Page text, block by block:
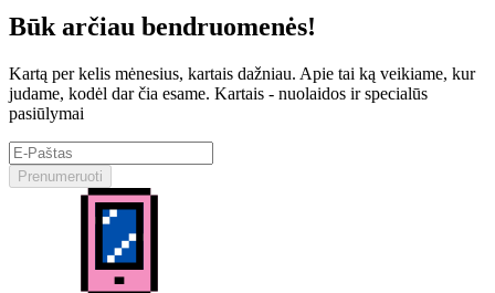
Būk arčiau bendruomenės!
Kartą per kelis mėnesius, kartais dažniau. Apie tai ką veikiame, kur
judame, kodėl dar čia esame. Kartais - nuolaidos ir specialūs
pasiūlymai
Prenumeruoti